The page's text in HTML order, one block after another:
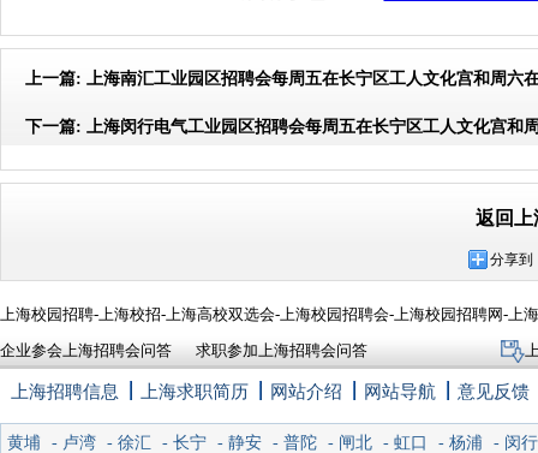
上一篇: 上海南汇工业园区招聘会每周五在长宁区工人文化宫和周六
下一篇: 上海闵行电气工业园区招聘会每周五在长宁区工人文化宫和
返回上
分享到
上海校园招聘-上海校招-上海高校双选会-上海校园招聘会-上海校园招聘网-上
企业参会上海招聘会问答 求职参加上海招聘会问答
上海招聘信息 上海求职简历 网站介绍 网站导航 意见反馈
黄埔 - 卢湾 - 徐汇 - 长宁 - 静安 - 普陀 - 闸北 - 虹口 - 杨浦 - 闵行